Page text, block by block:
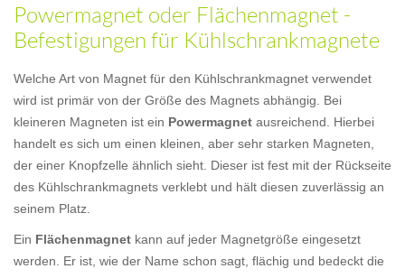
Powermagnet oder Flächenmagnet -
Befestigungen für Kühlschrankmagnete
Welche Art von Magnet für den Kühlschrankmagnet verwendet
wird ist primär von der Größe des Magnets abhängig. Bei
kleineren Magneten ist ein Powermagnet ausreichend. Hierbei
handelt es sich um einen kleinen, aber sehr starken Magneten,
der einer Knopfzelle ähnlich sieht. Dieser ist fest mit der Rückseite
des Kühlschrankmagnets verklebt und hält diesen zuverlässig an
seinem Platz.
Ein Flächenmagnet kann auf jeder Magnetgröße eingesetzt
werden. Er ist, wie der Name schon sagt, flächig und bedeckt die